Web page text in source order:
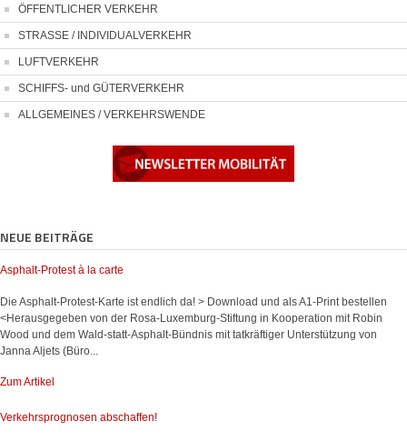
ÖFFENTLICHER VERKEHR
STRASSE / INDIVIDUALVERKEHR
LUFTVERKEHR
SCHIFFS- und GÜTERVERKEHR
ALLGEMEINES / VERKEHRSWENDE
NEUE BEITRÄGE
Asphalt-Protest à la carte
Die Asphalt-Protest-Karte ist endlich da! > Download und als A1-Print bestellen
<Herausgegeben von der Rosa-Luxemburg-Stiftung in Kooperation mit Robin
Wood und dem Wald-statt-Asphalt-Bündnis mit tatkräftiger Unterstützung von
Janna Aljets (Büro...
Zum Artikel
Verkehrsprognosen abschaffen!